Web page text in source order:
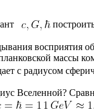
восприятия
массы
с радиусом
Вселенной?